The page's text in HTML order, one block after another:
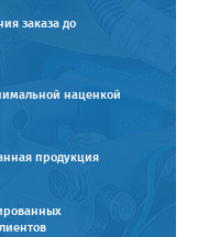
заказа до
наценкой
продукция